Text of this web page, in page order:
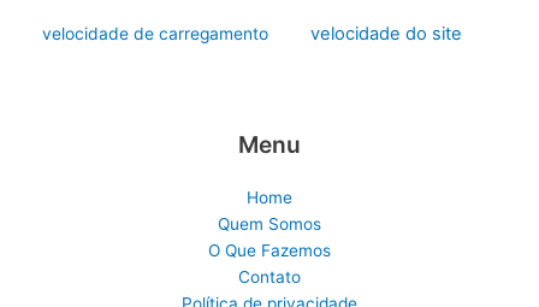
velocidade de carregamento velocidade do site
Menu
Home
Quem Somos
O Que Fazemos
Contato
Política de privacidade